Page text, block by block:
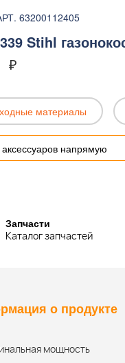
63200112405
Stihl
₽
материалы
аксессуаров напрямую
Запчасти
Каталог запчастей
о продукте
мощность